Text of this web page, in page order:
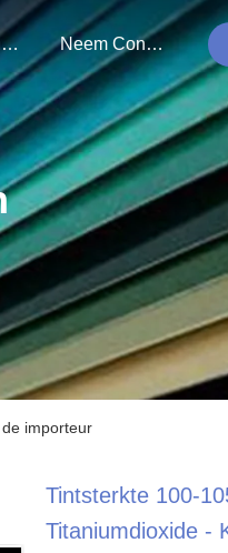
Evenementen Neem Contact Met Ons Op
importeur
Tintsterkte 100-
Titaniumdioxide -